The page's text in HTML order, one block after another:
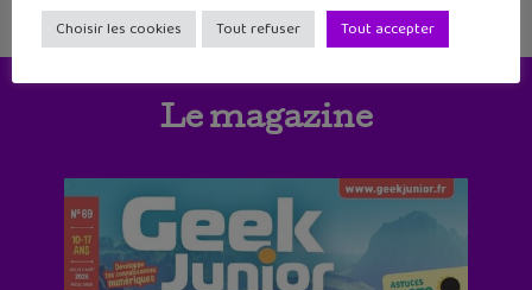
Le magazine
Choisir les cookies Tout refuser Tout accepter